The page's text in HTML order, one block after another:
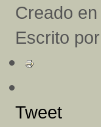
Creado
Escrito
Tweet